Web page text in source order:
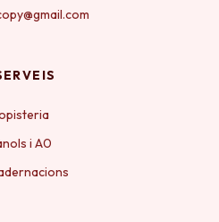
i A0